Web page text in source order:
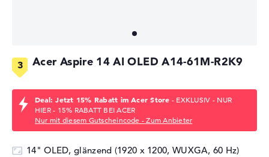
Acer Aspire 14 AI OLED A14-61M-R2K9
Deal: Jetzt 15% Rabatt im Acer Store - EXKLUSIV - NUR
HIER - 15% RABATT BEI ACER
Nur mit diesem Gutscheincode - Zum Anbieter
14" OLED, glänzend (1920 x 1200, WUXGA, 60 Hz)